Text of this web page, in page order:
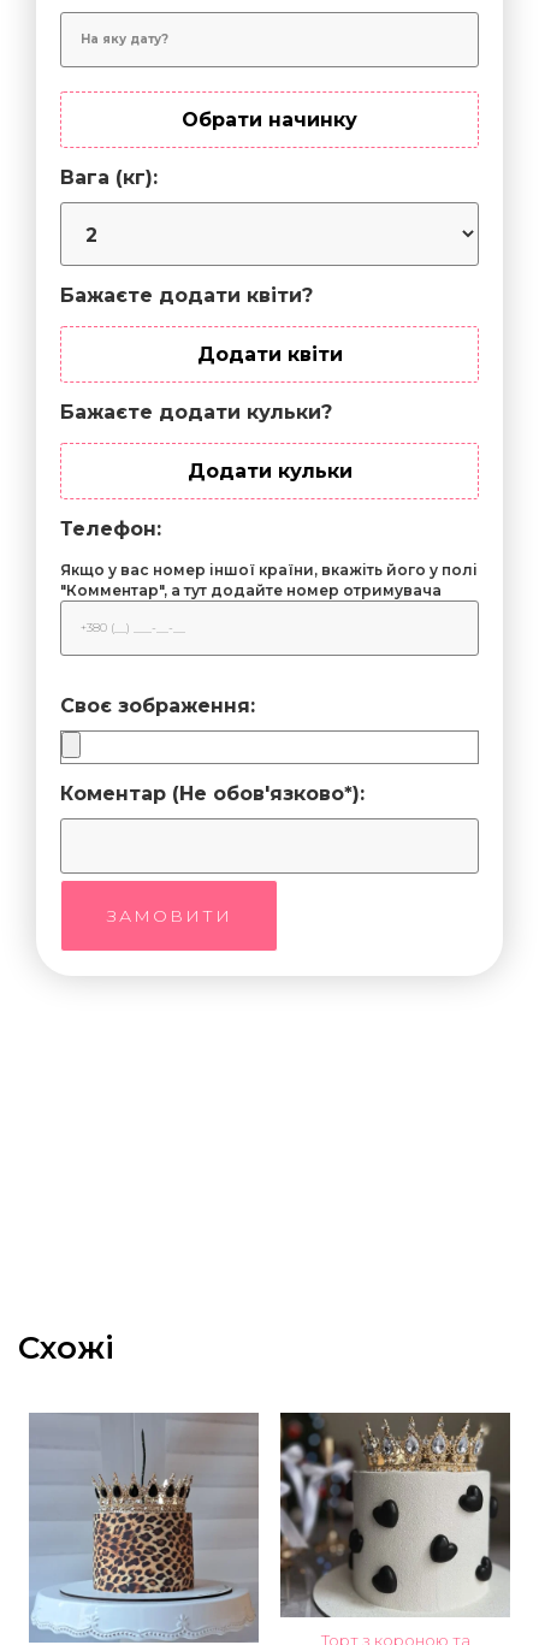
Обрати начинку
Вага (кг):
Бажаєте додати квіти?
Додати квіти
Бажаєте додати кульки?
Додати кульки
Телефон:
Якщо у вас номер іншої країни, вкажіть його у полі
"Комментар", а тут додайте номер отримувача
Своє зображення:
Коментар (Не обов'язково*):
Схожі
Торт з короною та